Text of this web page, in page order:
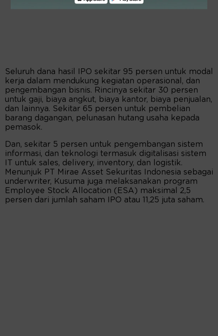
Seluruh dana hasil IPO sekitar 95 persen untuk modal
kerja dalam mendukung kegiatan operasional, dan
pengembangan bisnis. Rincinya sekitar 30 persen
untuk gaji, biaya angkut, biaya kantor, biaya penjualan,
dan lainnya. Sekitar 65 persen untuk pembelian
barang dagangan, pelunasan hutang usaha kepada
pemasok.
Dan, sekitar 5 persen untuk pengembangan sistem
informasi, dan teknologi termasuk digitalisasi sistem
IT untuk sales, delivery, inventory, dan logistik.
Menunjuk PT Mirae Asset Sekuritas Indonesia sebagai
underwriter, Kusuma juga melaksanakan program
Employee Stock Allocation (ESA) maksimal 2,5
persen dari jumlah saham IPO atau 11,25 juta saham.